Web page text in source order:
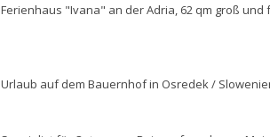
Ferienhaus "Ivana" an der Adria, 62 qm groß und
Urlaub auf dem Bauernhof in Osredek /